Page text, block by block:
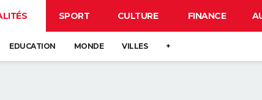
SPORT CULTURE FINANCE
EDUCATION MONDE VILLES +